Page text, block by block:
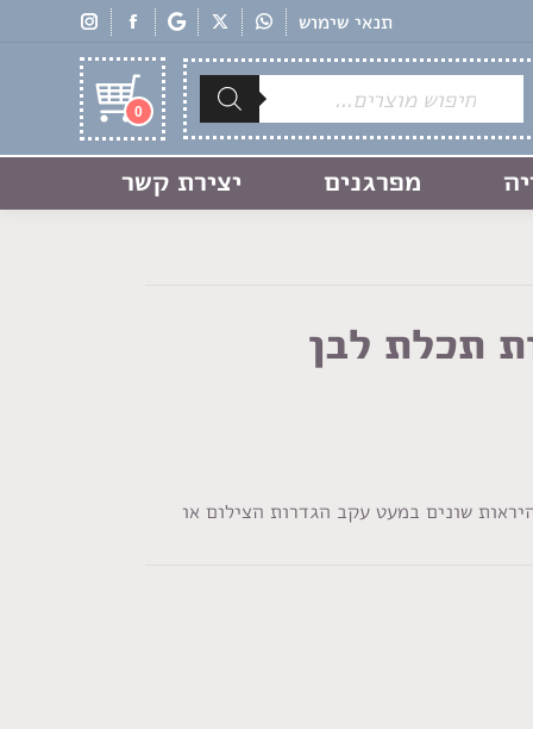
תנאי שימוש
Products
search
0
מפרגנים יצירת קשר
תכלת לבן
שונים במעט עקב הגדרות הצילום או